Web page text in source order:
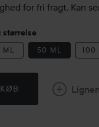
for fri fragt. Kan
ML 50 ML 100
KØB